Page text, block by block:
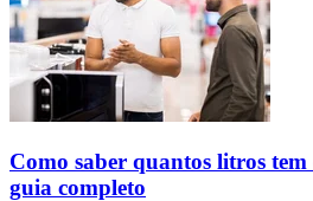
Como saber quantos litros
guia completo